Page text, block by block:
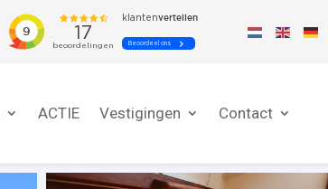
ACTIE Vestigingen Contact